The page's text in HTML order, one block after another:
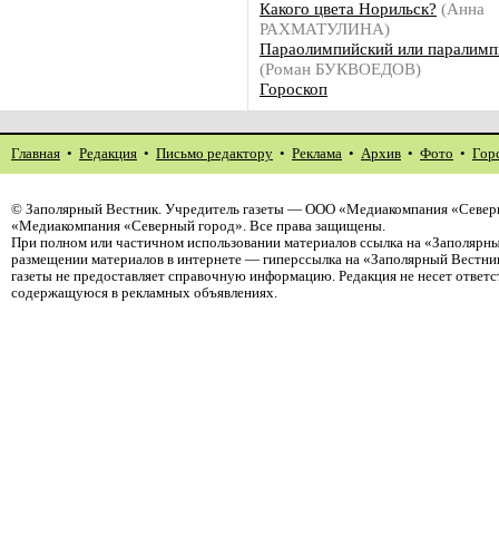
Какого цвета Норильск? (Анна
РАХМАТУЛИНА)
Параолимпийский или
(Роман БУКВОЕДОВ)
Гороскоп
Главная • Редакция • Письмо редактору • Реклама • Архив • Фото •
© Заполярный Вестник. Учредитель газеты — ООО «Медиакомпания
«Медиакомпания «Северный город». Все права защищены.
При полном или частичном использовании материалов ссылка на
размещении материалов в интернете — гиперссылка на «Заполярный
газеты не предоставляет справочную информацию. Редакция не несет
содержащуюся в рекламных объявлениях.